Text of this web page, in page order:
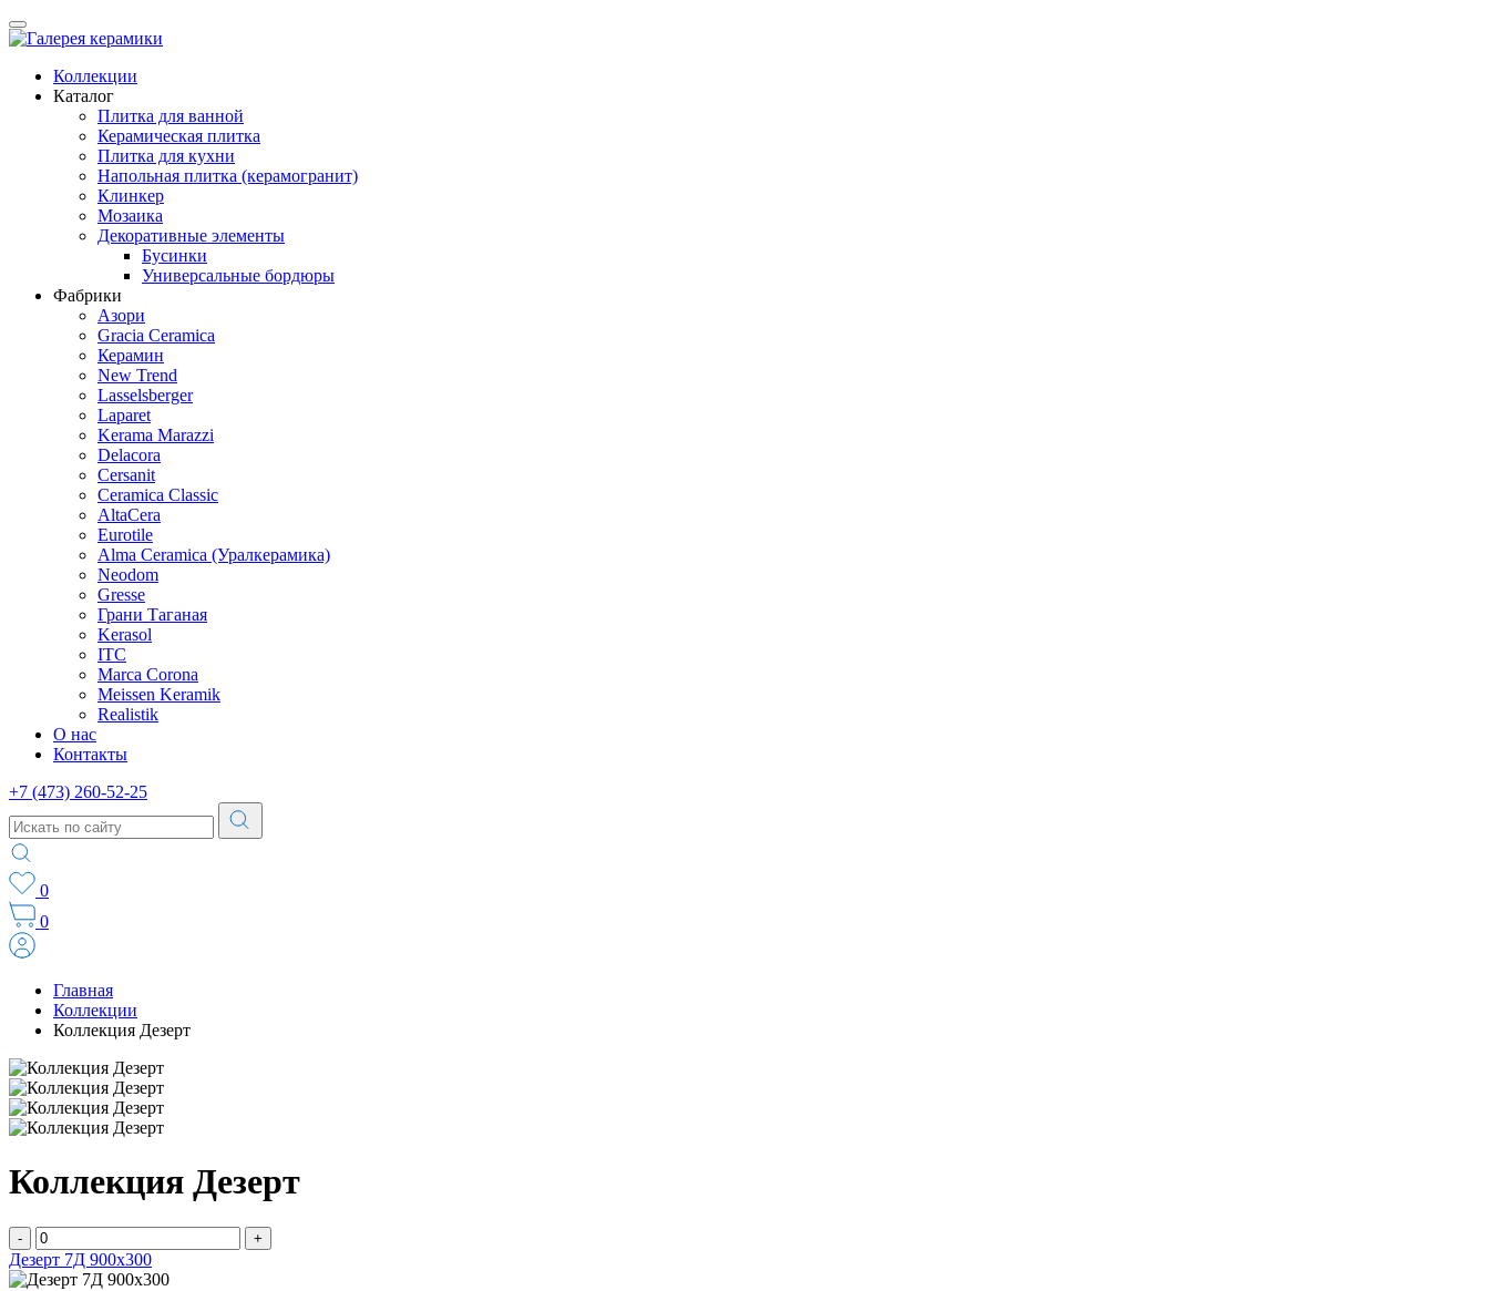
Коллекции
Каталог
Плитка для ванной
Керамическая плитка
Плитка для кухни
Напольная плитка (керамогранит)
Клинкер
Мозаика
Декоративные элементы
Бусинки
Универсальные бордюры
Фабрики
Азори
Gracia Ceramica
Керамин
New Trend
Lasselsberger
Laparet
Kerama Marazzi
Delacora
Cersanit
Ceramica Classic
AltaCera
Eurotile
Alma Ceramica (Уралкерамика)
Neodom
Gresse
Грани Таганая
Kerasol
ITC
Marca Corona
Meissen Keramik
Realistik
О нас
Контакты
+7 (473) 260-52-25
0
0
Главная
Коллекции
Коллекция Дезерт
Коллекция Дезерт
- +
Дезерт 7Д 900х300